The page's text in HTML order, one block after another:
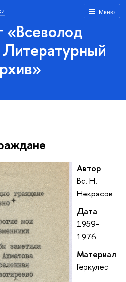
Меню
«Всеволод
Автор
Вс. Н.
Некрасов
Дата
1959-
1976
Материал
Геркулес